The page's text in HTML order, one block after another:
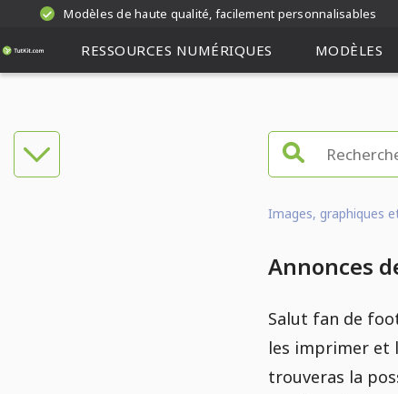
Modèles de haute qualité, facilement personnalisables
RESSOURCES NUMÉRIQUES MODÈLES
Images, graphiques
Annonces
Salut fan de
les imprimer et
trouveras la